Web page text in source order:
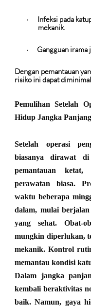
· Infeksi pada
mekanik.
· Gangguan
Dengan pemantauan
risiko ini dapat
Pemulihan Setelah
Hidup Jangka Panjang
Setelah operasi
biasanya dirawat
pemantauan
perawatan biasa.
waktu beberapa
dalam, mulai
yang sehat. Obat-
mungkin diperlukan,
mekanik. Kontrol
memantau kondisi
Dalam jangka
kembali beraktivitas
baik. Namun, gaya